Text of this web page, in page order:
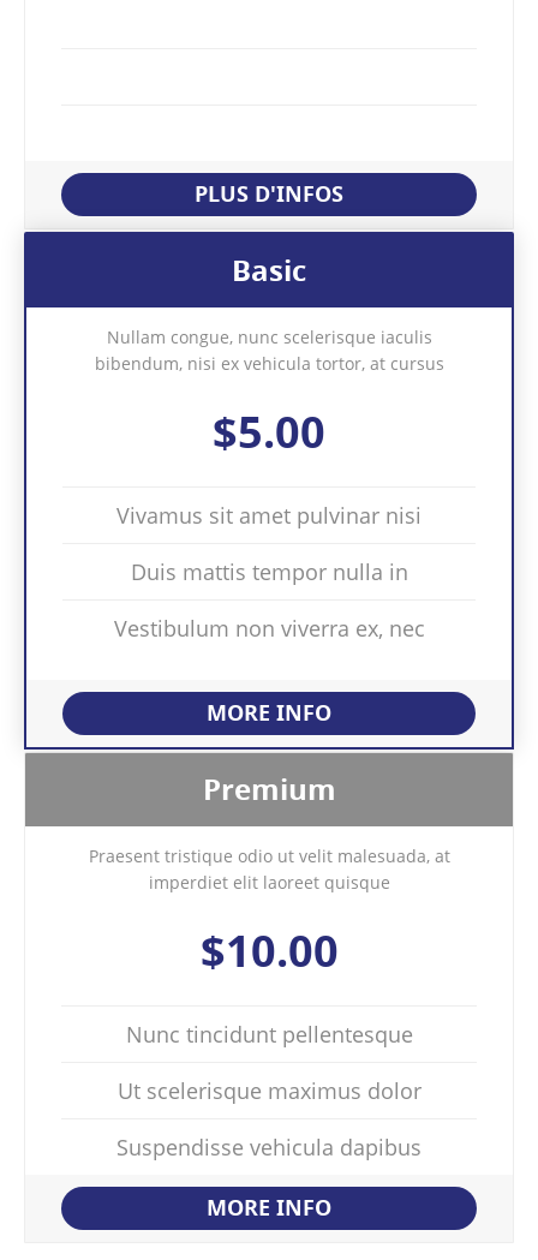
PLUS D'INFOS
Basic
Nullam congue, nunc scelerisque iaculis
bibendum, nisi ex vehicula tortor, at cursus
$5.00
Vivamus sit amet pulvinar nisi
Duis mattis tempor nulla in
Vestibulum non viverra ex, nec
MORE INFO
Premium
Praesent tristique odio ut velit malesuada, at
imperdiet elit laoreet quisque
$10.00
Nunc tincidunt pellentesque
Ut scelerisque maximus dolor
Suspendisse vehicula dapibus
MORE INFO